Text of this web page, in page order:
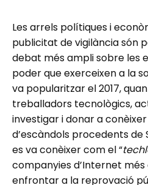
Les arrels polítiques i
publicitat de vigilància són
debat més ampli sobre les
poder que exerceixen a la
va popularitzar el 2017,
treballadors tecnològics,
investigar i donar a
d’escàndols procedents de
es va conèixer com el “
companyies d’Internet
enfrontar a la reprovació